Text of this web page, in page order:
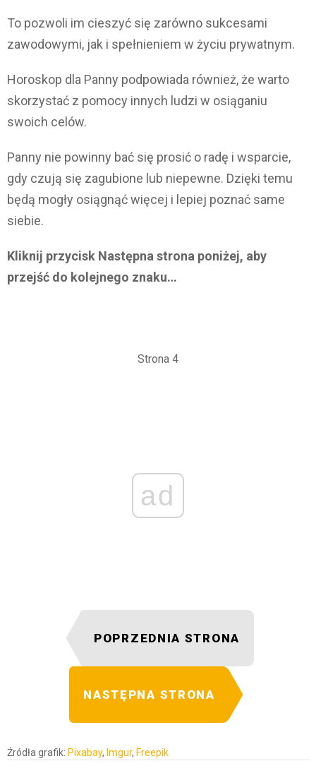
To pozwoli im cieszyć się zarówno sukcesami
zawodowymi, jak i spełnieniem w życiu prywatnym.
Horoskop dla Panny podpowiada również, że warto
skorzystać z pomocy innych ludzi w osiąganiu
swoich celów.
Panny nie powinny bać się prosić o radę i wsparcie,
gdy czują się zagubione lub niepewne. Dzięki temu
będą mogły osiągnąć więcej i lepiej poznać same
siebie.
Kliknij przycisk Następna strona poniżej, aby
przejść do kolejnego znaku…
Strona 4
ad
POPRZEDNIA STRONA
NASTĘPNA STRONA
Źródła grafik: Pixabay, Imgur, Freepik